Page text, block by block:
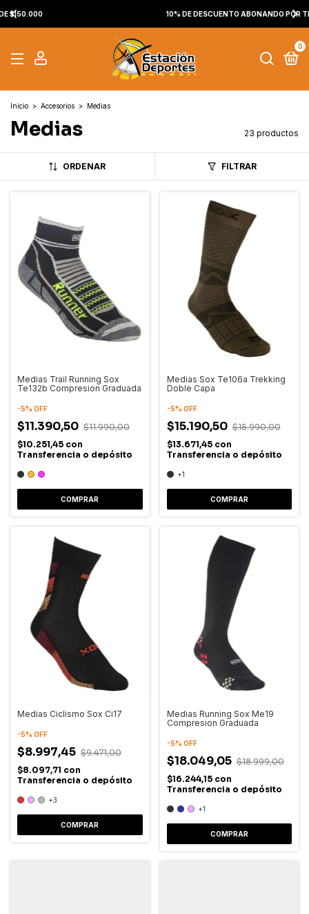
10% DE DESCUENTO ABONANDO POR TRANSFERENCIA BANCARIA
0
Inicio > Accesorios > Medias
Medias 23 productos
ORDENAR FILTRAR
Medias Trail Running Sox
Te132b Compresion Graduada
-5% OFF
$11.390,50 $11.990,00
$10.251,45 con
Transferencia o depósito
COMPRAR
Medias Sox Te106a Trekking
Doble Capa
-5% OFF
$15.190,50 $15.990,00
$13.671,45 con
Transferencia o depósito
+1
COMPRAR
Medias Ciclismo Sox Ci17
-5% OFF
$8.997,45 $9.471,00
$8.097,71 con
Transferencia o depósito
+3
COMPRAR
Medias Running Sox Me19
Compresion Graduada
-5% OFF
$18.049,05 $18.999,00
$16.244,15 con
Transferencia o depósito
+1
COMPRAR